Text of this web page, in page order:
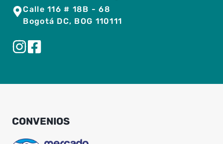
Calle 116 # 18B - 68
Bogotá DC, BOG 110111
CONVENIOS